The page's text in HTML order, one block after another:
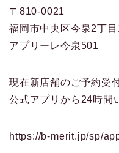
〒810-0021
福岡市中央区今泉2丁
アプリーレ今泉501
現在新店舗のご予約受
公式アプリから24時間
https://b-merit.jp/sp/